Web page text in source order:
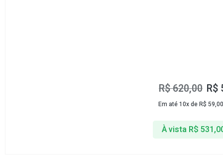
R$620,00 R$
Em até 10x deR$ 59,00
À vista R$